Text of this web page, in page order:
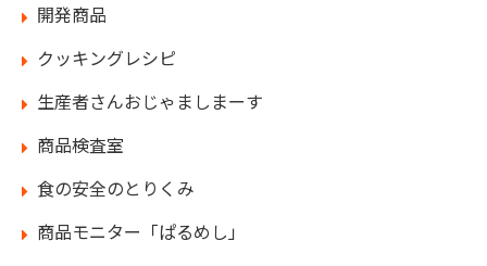
開発商品
クッキングレシピ
生産者さんおじゃましまーす
商品検査室
食の安全のとりくみ
商品モニター「ぱるめし」